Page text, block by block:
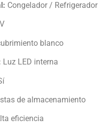
Congelador / Refrigerador
blanco
Luz LED interna
de almacenamiento
eficiencia